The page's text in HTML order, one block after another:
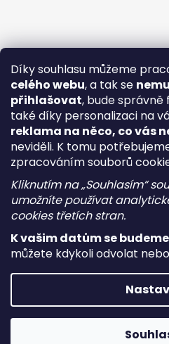
Díky souhlasu můžeme
celého webu, a tak se
přihlašovat, bude správně
také díky personalizaci na
reklama na něco, co vás
neviděli. K tomu
zpracováním souborů
Kliknutím na „Souhlasím“
umožníte používat
cookies třetích stran.
K vašim datům se
můžete kdykoli odvolat
Vytvořil
Copyright 2026i-vape.
nastavení